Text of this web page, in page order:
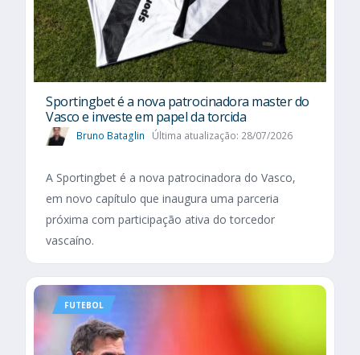
Sportingbet é a nova patrocinadora master do
Vasco e investe em papel da torcida
Bruno Bataglin Última atualização: 28/07/2026
A Sportingbet é a nova patrocinadora do Vasco,
em novo capítulo que inaugura uma parceria
próxima com participação ativa do torcedor
vascaíno.
FUTEBOL